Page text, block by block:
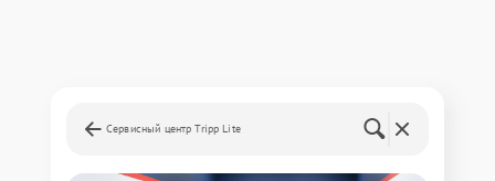
Сервисный центр Tripp Lite